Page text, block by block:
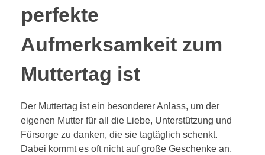
perfekte
Aufmerksamkeit zum
Muttertag ist
Der Muttertag ist ein besonderer Anlass, um der
eigenen Mutter für all die Liebe, Unterstützung und
Fürsorge zu danken, die sie tagtäglich schenkt.
Dabei kommt es oft nicht auf große Geschenke an,